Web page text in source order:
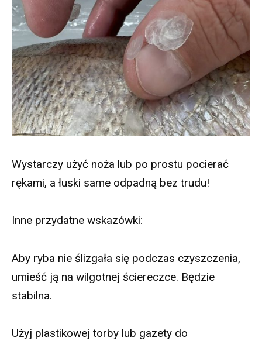
Wystarczy użyć noża lub po prostu pocierać
rękami, a łuski same odpadną bez trudu!
Inne przydatne wskazówki:
Aby ryba nie ślizgała się podczas czyszczenia,
umieść ją na wilgotnej ściereczce. Będzie
stabilna.
Użyj plastikowej torby lub gazety do